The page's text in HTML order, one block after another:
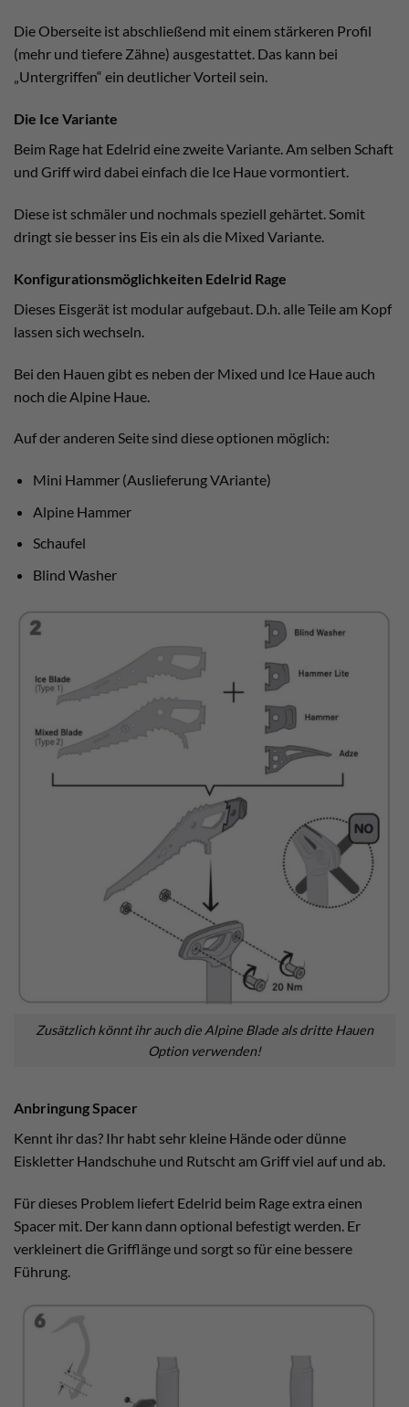
Die Oberseite ist abschließend mit einem stärkeren Profil
(mehr und tiefere Zähne) ausgestattet. Das kann bei
„Untergriffen“ ein deutlicher Vorteil sein.
Die Ice Variante
Beim Rage hat Edelrid eine zweite Variante. Am selben Schaft
und Griff wird dabei einfach die Ice Haue vormontiert.
Diese ist schmäler und nochmals speziell gehärtet. Somit
dringt sie besser ins Eis ein als die Mixed Variante.
Konfigurationsmöglichkeiten Edelrid Rage
Dieses Eisgerät ist modular aufgebaut. D.h. alle Teile am Kopf
lassen sich wechseln.
Bei den Hauen gibt es neben der Mixed und Ice Haue auch
noch die Alpine Haue.
Auf der anderen Seite sind diese optionen möglich:
Mini Hammer (Auslieferung VAriante)
Alpine Hammer
Schaufel
Blind Washer
Zusätzlich könnt ihr auch die Alpine Blade als dritte Hauen
Option verwenden!
Anbringung Spacer
Kennt ihr das? Ihr habt sehr kleine Hände oder dünne
Eiskletter Handschuhe und Rutscht am Griff viel auf und ab.
Für dieses Problem liefert Edelrid beim Rage extra einen
Spacer mit. Der kann dann optional befestigt werden. Er
verkleinert die Grifflänge und sorgt so für eine bessere
Führung.